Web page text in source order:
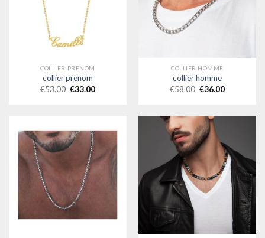
COLLIER PRENOM
collier prenom
€53.00 €33.00
COLLIER HOMME
collier homme
€58.00 €36.00